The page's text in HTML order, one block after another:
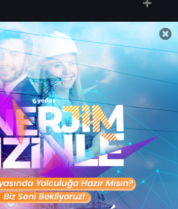
Danışmanlığı Limited Şirketi Özel İstihdam Bürosu